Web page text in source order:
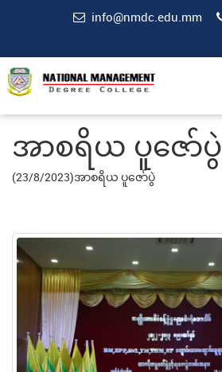
info@nmdc.edu.mm
အာစရိယ ပူဇော်ပွဲ
(23/8/2023)အာစရိယ ပူဇော်ပွဲ